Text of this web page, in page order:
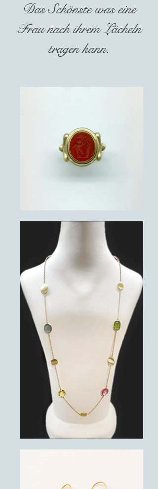
Das Schönste was eine
Frau nach ihrem Lächeln
tragen kann.